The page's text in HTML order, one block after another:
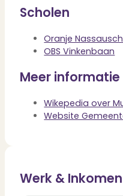
Ons team
Werken bij
Kom jij ons team
Onze
De kracht van 6
Dit zeggen
Partners
Scholen
Oranje
OBS Vinkenbaan
Meer
Wikepedia over
Website
Werk & Inkomen